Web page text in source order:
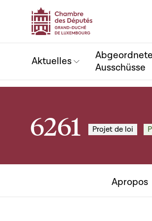
Aktuelles
Ausschüsse
6261 Projet de loi
Apropos